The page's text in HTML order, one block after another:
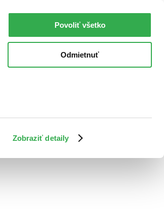
Zobraziť detaily
Povoliť všetko
Odmietnuť